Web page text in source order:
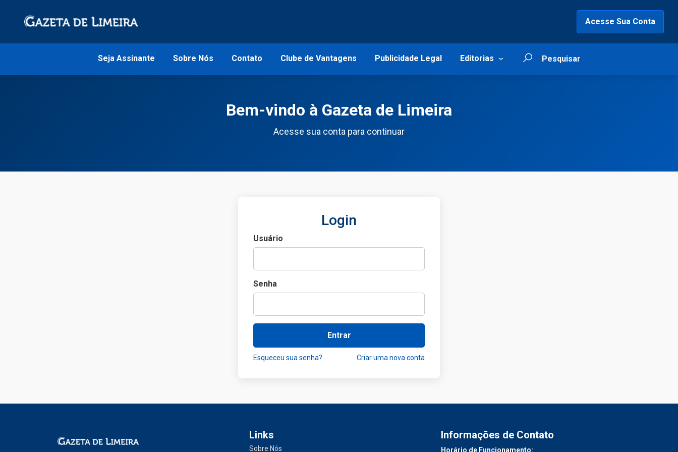
Acesse Sua Conta
Seja Assinante Sobre Nós Contato Clube de Vantagens Publicidade Legal Editorias
Bem-vindo à Gazeta de Limeira
Acesse sua conta para continuar
Login
Usuário
Senha
Entrar
Esqueceu sua senha? Criar uma nova conta
Links
Sobre Nós
Informações de Contato
Horário de Funcionamento: